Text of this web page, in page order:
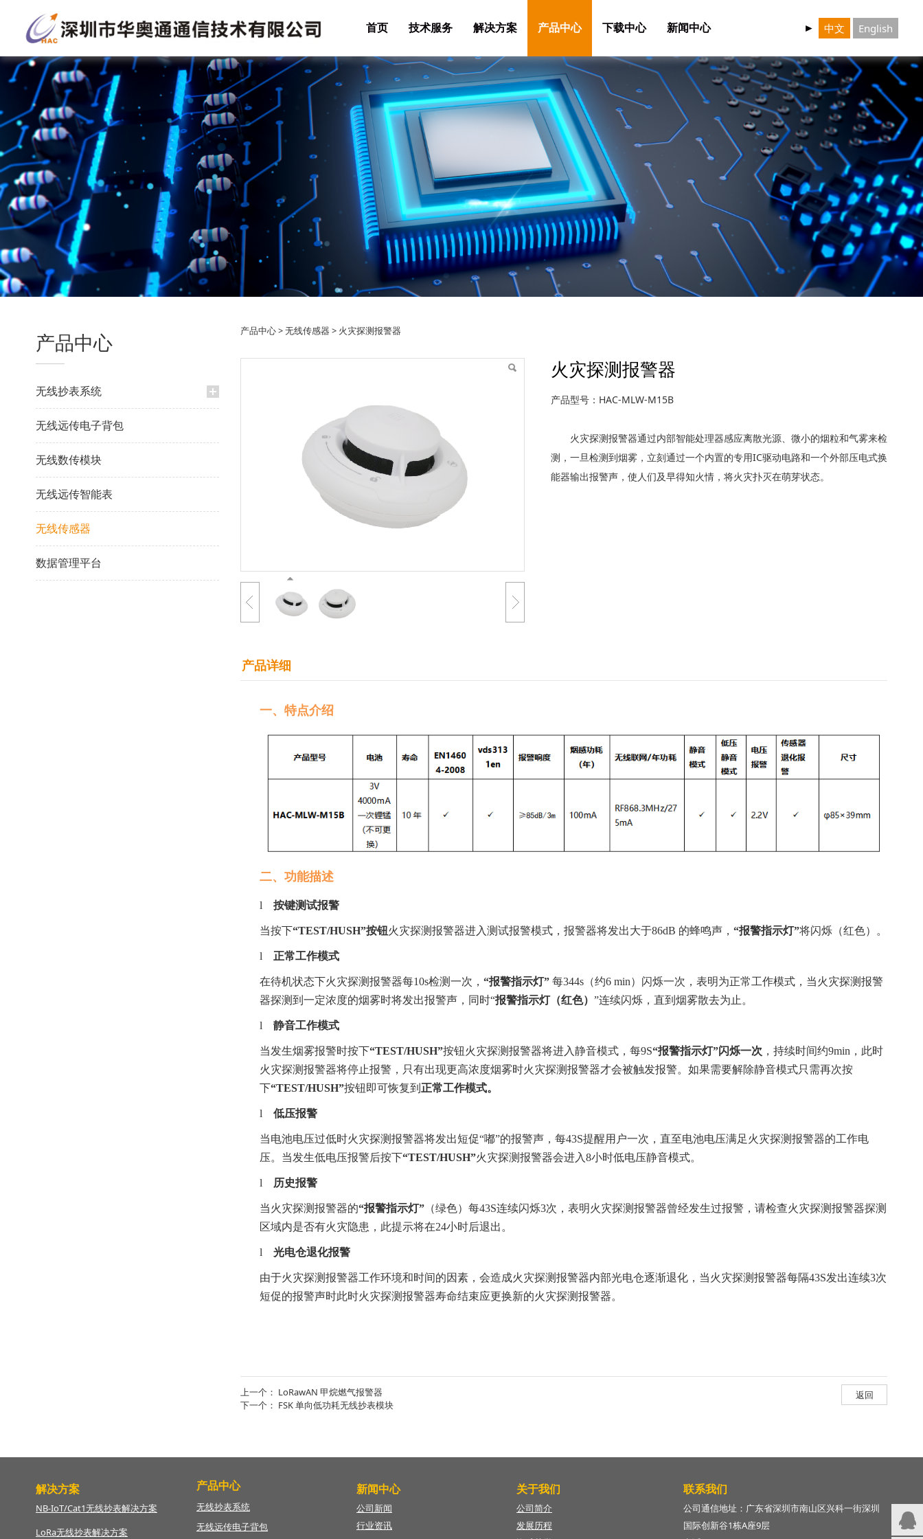
中文 English
首页 技术服务 解决方案 产品中心 下载中心 新闻中心 ►
产品中心
无线抄表系统
无线远传电子背包
无线数传模块
无线远传智能表
无线传感器
数据管理平台
火灾探测报警器
产品中心>无线传感器 > 火灾探测报警器
火灾探测报警器
产品型号：HAC-MLW-M15B
火灾探测报警器通过内部智能处理器感应离散光源、微小的烟粒和气雾来检
测，一旦检测到烟雾，立刻通过一个内置的专用IC驱动电路和一个外部压电式换
能器输出报警声，使人们及早得知火情，将火灾扑灭在萌芽状态。
产品详细
一、特点介绍
二、功能描述
l 按键测试报警
当按下“TEST/HUSH”按钮火灾探测报警器进入测试报警模式，报警器将发出大于86dB 的蜂鸣声， “报警指示灯”将闪烁（红色）。
l 正常工作模式
在待机状态下火灾探测报警器每10s检测一次， “报警指示灯” 每344s（约6 min）闪烁一次，表明为正常工作模式，当火灾探测报警
器探测到一定浓度的烟雾时将发出报警声，同时“报警指示灯（红色） ”连续闪烁，直到烟雾散去为止。
l 静音工作模式
当发生烟雾报警时按下“TEST/HUSH”按钮火灾探测报警器将进入静音模式，每9S“报警指示灯”闪烁一次 ，持续时间约9min，此时
火灾探测报警器将停止报警，只有出现更高浓度烟雾时火灾探测报警器才会被触发报警。如果需要解除静音模式只需再次按
下“TEST/HUSH”按钮即可恢复到 正常工作模式。
l 低压报警
当电池电压过低时火灾探测报警器将发出短促“嘟”的报警声，每43S提醒用户一次，直至电池电压满足火灾探测报警器的工作电
压。当发生低电压报警后按下“TEST/HUSH”火灾探测报警器会进入8小时低电压静音模式。
l 历史报警
当火灾探测报警器的“报警指示灯”（绿色）每43S连续闪烁3次，表明火灾探测报警器曾经发生过报警，请检查火灾探测报警器探测
区域内是否有火灾隐患，此提示将在24小时后退出。
l 光电仓退化报警
由于火灾探测报警器工作环境和时间的因素，会造成火灾探测报警器内部光电仓逐渐退化，当火灾探测报警器每隔43S发出连续3次
短促的报警声时此时火灾探测报警器寿命结束应更换新的火灾探测报警器。
上一个： LoRawAN 甲烷燃气报警器
下一个： FSK 单向低功耗无线抄表模块
返回
解决方案
NB-IoT/Cat1无线抄表解决方案
LoRa无线抄表解决方案
产品中心
无线抄表系统
无线远传电子背包
新闻中心
公司新闻
行业资讯
关于我们
公司简介
发展历程
联系我们
公司通信地址：广东省深圳市南山区兴科一街深圳
国际创新谷1栋A座9层